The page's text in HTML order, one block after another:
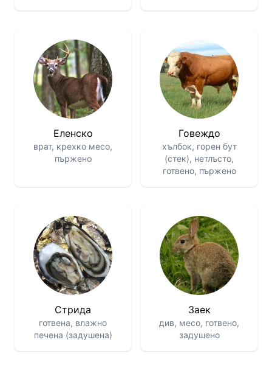
Еленско
врат, крехко месо,
пържено
Говеждо
хълбок, горен бут
(стек), нетлъсто,
готвено, пържено
Стрида
готвена, влажно
печена (задушена)
Заек
див, месо, готвено,
задушено